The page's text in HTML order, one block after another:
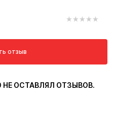
отзыв
ОСТАВЛЯЛ ОТЗЫВОВ.